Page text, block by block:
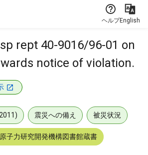
ヘルプEnglish
rept 40-9016/96-01 on
notice of violation.
震災への備え 被災状況
子力研究開発機構図書館蔵書